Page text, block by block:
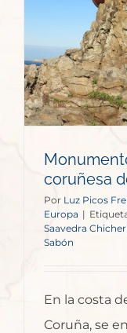
coruñesa
Por Luz Picos
Europa |
Saavedra
Sabón
En la costa
Coruña, se